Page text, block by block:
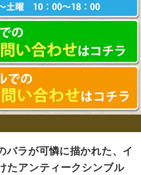
バラが可憐に描かれた、イ
たアンティークシンブル